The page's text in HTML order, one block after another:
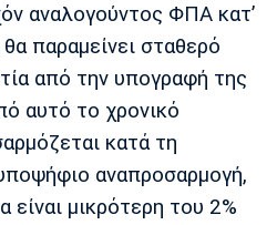
αναλογούντος ΦΠΑ κατ’
παραμείνει σταθερό
από την υπογραφή της
αυτό το χρονικό
κατά τη
αναπροσαρμογή,
είναι μικρότερη του 2%